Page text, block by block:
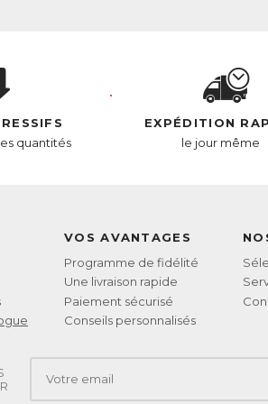
quantités
EXPÉDITION
le jour même
VOS AVANTAGES
Programme de fidélité
Une livraison rapide
Paiement sécurisé
Conseils personnalisés